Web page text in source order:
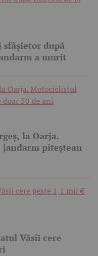
sfâșietor după
a murit
la Oarja.
piteștean
Văsîi cere